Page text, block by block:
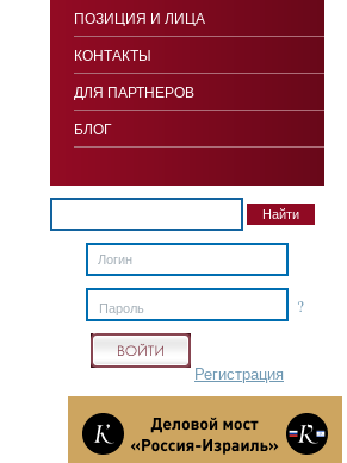
ПОЗИЦИЯ И ЛИЦА
КОНТАКТЫ
ДЛЯ ПАРТНЕРОВ
БЛОГ
?
Пароль
Регистрация